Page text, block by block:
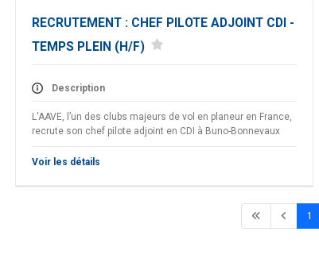
RECRUTEMENT : CHEF PILOTE ADJOINT CDI -
TEMPS PLEIN (H/F)
Description
L'AAVE, l’un des clubs majeurs de vol en planeur en France,
recrute son chef pilote adjoint en CDI à Buno-Bonnevaux
Voir les détails
1